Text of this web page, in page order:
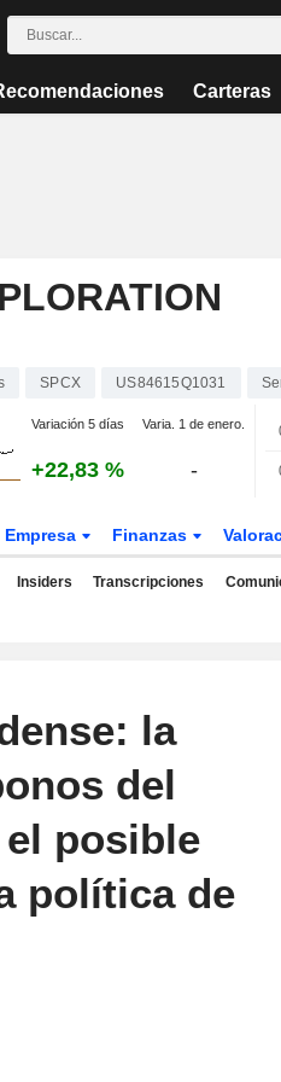
Carteras
SPCX US84615Q1031
Variación 5 días Varia. 1 de enero.
+22,83 % -
Empresa Finanzas
Insiders Transcripciones
la
del
posible
política de